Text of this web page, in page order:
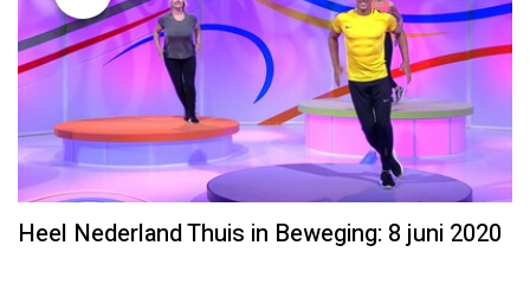
Heel Nederland Thuis in Beweging: 8 juni 2020